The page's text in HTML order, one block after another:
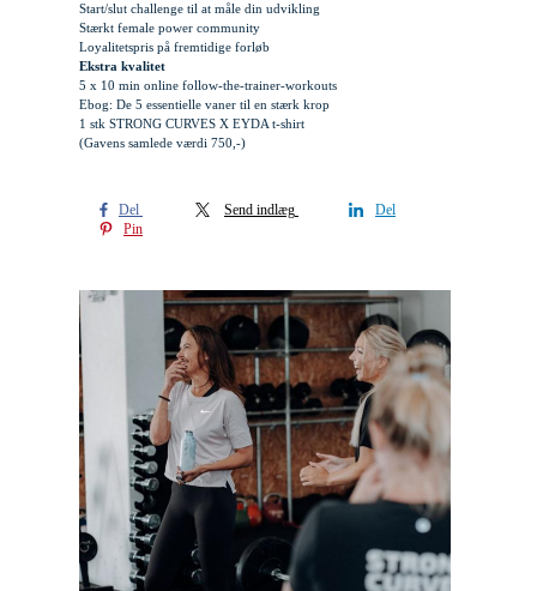
Start/slut challenge til at måle din udvikling
Stærkt female power community
Loyalitetspris på fremtidige forløb
Ekstra kvalitet
5 x 10 min online follow-the-trainer-workouts
Ebog: De 5 essentielle vaner til en stærk krop
1 stk STRONG CURVES X EYDA t-shirt
(Gavens samlede værdi 750,-)
Del Send indlæg
Del
Pin